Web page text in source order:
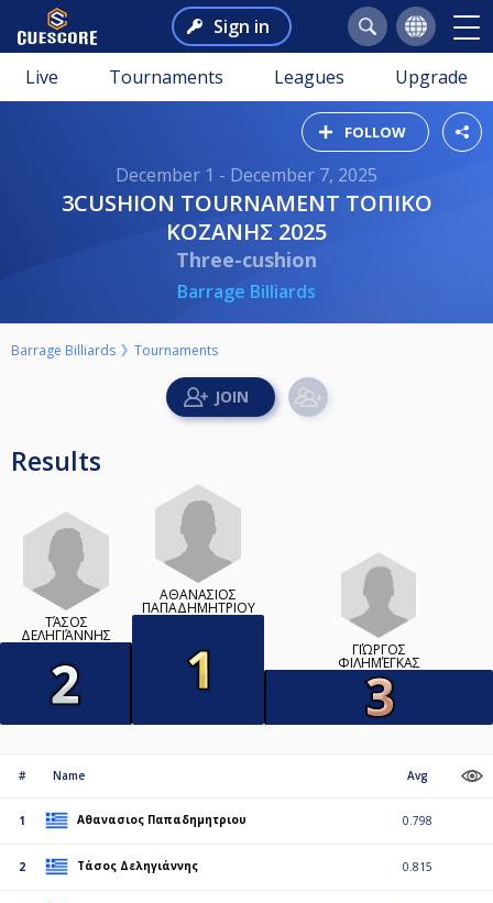
Sign in
Live Tournaments Leagues Upgrade
FOLLOW
December 1 - December 7, 2025
3CUSHION TOURNAMENT ΤΟΠΙΚΟ
ΚΟΖΑΝΗΣ 2025
Three-cushion
Barrage Billiards
Barrage Billiards Tournaments
Results
ΤΆΣΟΣ
ΔΕΛΗΓΙΆΝΝΗΣ
ΑΘΑΝΑΣΙΟΣ
ΠΑΠΑΔΗΜΗΤΡΙΟΥ
ΓΙΏΡΓΟΣ
ΦΙΛΗΜΈΓΚΑΣ
# Name Avg
1 Αθανασιος Παπαδημητριου 0.798
2 Τάσος Δεληγιάννης 0.815